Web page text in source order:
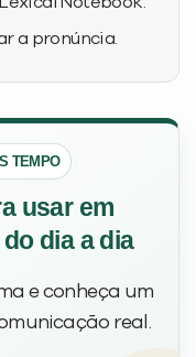
a pronúncia.
TEMPO
usar em
dia a dia
e conheça um
real.